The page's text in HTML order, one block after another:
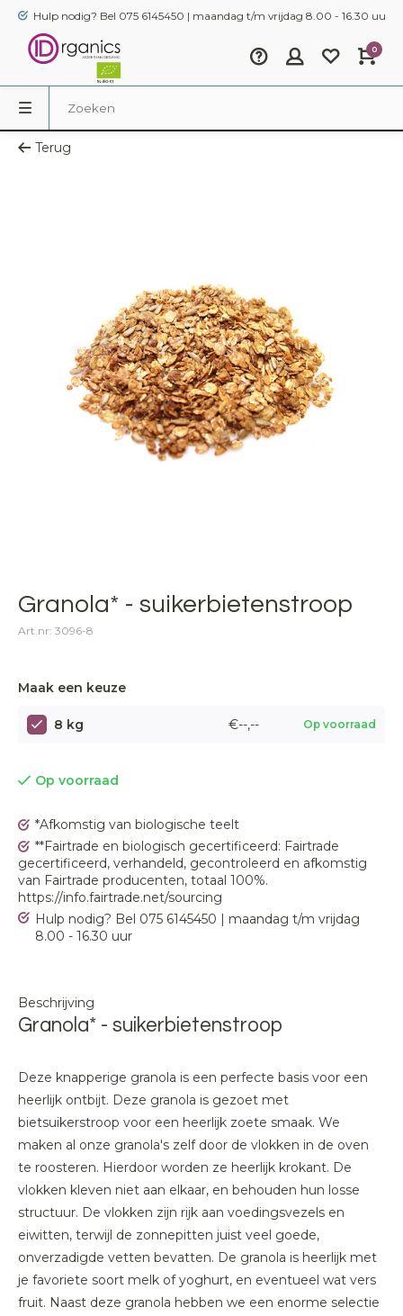
Hulp nodig? Bel 075 6145450 | maandag t/m vrijdag 8.00 - 16.30 uur
0
Terug
Granola* - suikerbietenstroop
Art.nr: 3096-8
Maak een keuze
8 kg €--,-- Op voorraad
Op voorraad
*Afkomstig van biologische teelt
**Fairtrade en biologisch gecertificeerd: Fairtrade
gecertificeerd, verhandeld, gecontroleerd en afkomstig
van Fairtrade producenten, totaal 100%.
https://info.fairtrade.net/sourcing
Hulp nodig? Bel 075 6145450 | maandag t/m vrijdag
8.00 - 16.30 uur
Beschrijving
Granola* - suikerbietenstroop
Deze knapperige granola is een perfecte basis voor een
heerlijk ontbijt. Deze granola is gezoet met
bietsuikerstroop voor een heerlijk zoete smaak. We
maken al onze granola's zelf door de vlokken in de oven
te roosteren. Hierdoor worden ze heerlijk krokant. De
vlokken kleven niet aan elkaar, en behouden hun losse
structuur. De vlokken zijn rijk aan voedingsvezels en
eiwitten, terwijl de zonnepitten juist veel goede,
onverzadigde vetten bevatten. De granola is heerlijk met
je favoriete soort melk of yoghurt, en eventueel wat vers
fruit. Naast deze granola hebben we een enorme selectie